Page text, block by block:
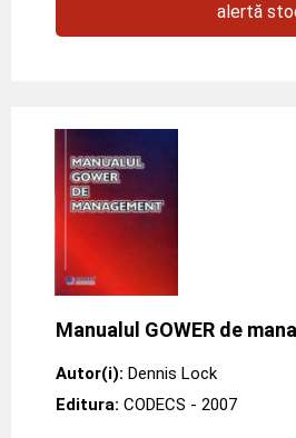
alertă
Manualul GOWER de
Autor(i): Dennis Lock
Editura: CODECS - 2007